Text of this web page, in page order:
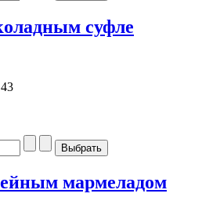
суфле
мармеладом